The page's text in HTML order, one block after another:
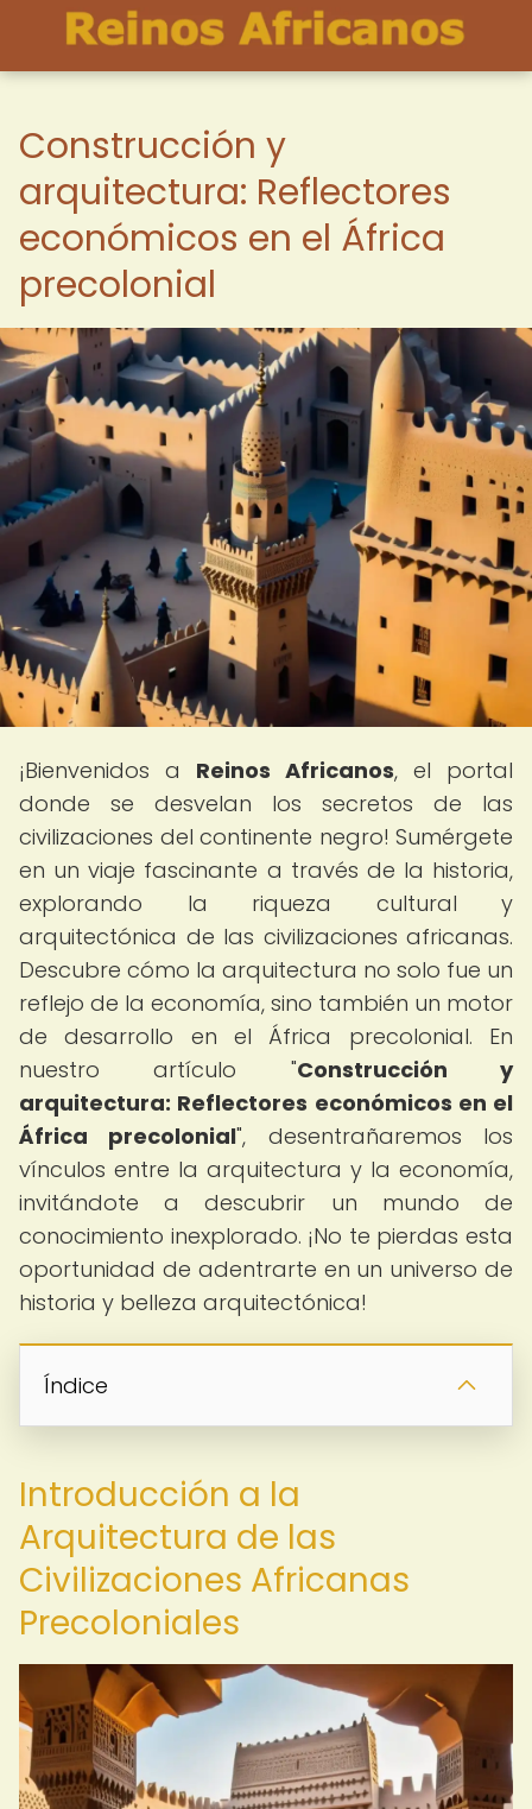
Construcción y
arquitectura: Reflectores
económicos en el África
precolonial
¡Bienvenidos a Reinos Africanos, el portal
donde se desvelan los secretos de las
civilizaciones del continente negro! Sumérgete
en un viaje fascinante a través de la historia,
explorando la riqueza cultural y
arquitectónica de las civilizaciones africanas.
Descubre cómo la arquitectura no solo fue un
reflejo de la economía, sino también un motor
de desarrollo en el África precolonial. En
nuestro artículo "Construcción y
arquitectura: Reflectores económicos en el
África precolonial", desentrañaremos los
vínculos entre la arquitectura y la economía,
invitándote a descubrir un mundo de
conocimiento inexplorado. ¡No te pierdas esta
oportunidad de adentrarte en un universo de
historia y belleza arquitectónica!
Índice
Introducción a la
Arquitectura de las
Civilizaciones Africanas
Precoloniales